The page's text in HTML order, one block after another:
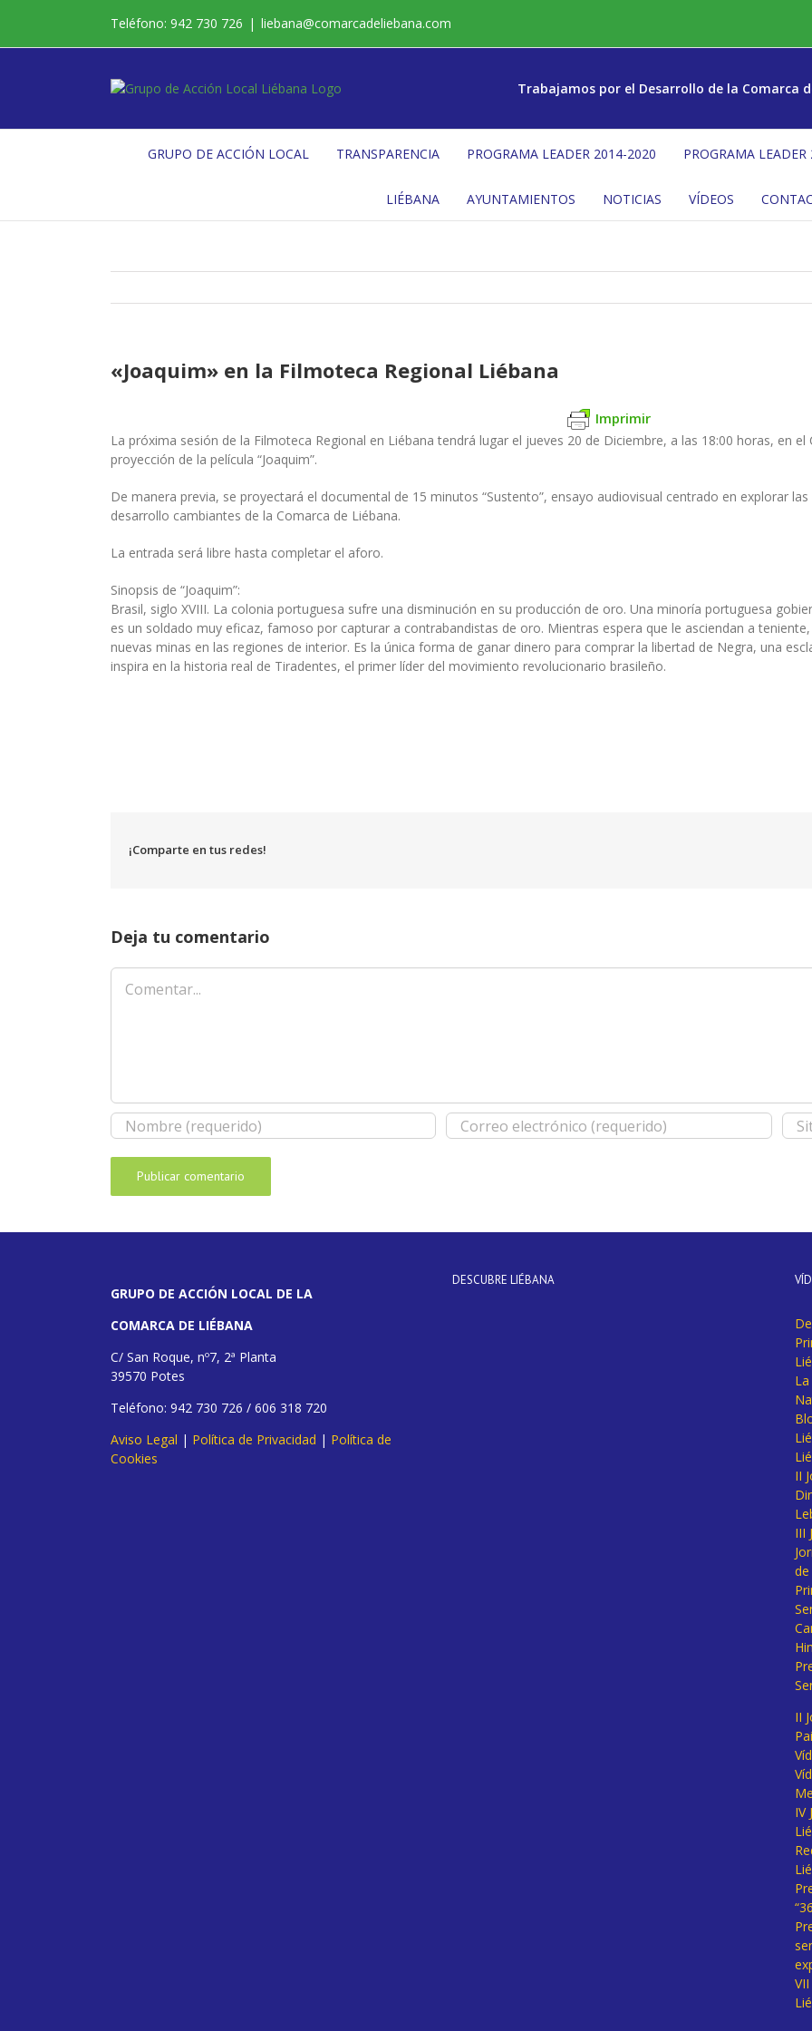
contenido
Teléfono: 942 730 726 | liebana@comarcadeliebana.com
Trabajamos por el Desarrollo de la Comarca
GRUPO DE ACCIÓN LOCAL TRANSPARENCIA PROGRAMA LEADER 2014-2020 PROGRAMA
LIÉBANA AYUNTAMIENTOS NOTICIAS VÍDEOS
«Joaquim» en la Filmoteca Regional Liébana
Imprimir
La próxima sesión de la Filmoteca Regional en Liébana tendrá lugar el jueves 20 de Diciembre, a las 18:00 horas, en
proyección de la película “Joaquim”.
De manera previa, se proyectará el documental de 15 minutos “Sustento”, ensayo audiovisual centrado en explorar
desarrollo cambiantes de la Comarca de Liébana.
La entrada será libre hasta completar el aforo.
Sinopsis de “Joaquim”:
Brasil, siglo XVIII. La colonia portuguesa sufre una disminución en su producción de oro. Una minoría portuguesa
es un soldado muy eficaz, famoso por capturar a contrabandistas de oro. Mientras espera que le asciendan a
nuevas minas en las regiones de interior. Es la única forma de ganar dinero para comprar la libertad de Negra, una
inspira en la historia real de Tiradentes, el primer líder del movimiento revolucionario brasileño.
¡Comparte en tus redes!
Deja tu comentario
Comentar
GRUPO DE ACCIÓN LOCAL DE LA
COMARCA DE LIÉBANA
C/ San Roque, nº7, 2ª Planta
39570 Potes
Teléfono: 942 730 726 / 606 318 720
Aviso Legal | Política de Privacidad | Política de
Cookies
DESCUBRE LIÉBANA
II
III
II
IV